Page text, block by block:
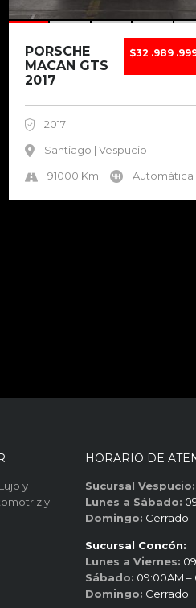
$32 .989
PORSCHE
MACAN GTS
2017
2017
Santiago | Vespucio
91000 Km
Automática
y
y
HORARIO DE
Sucursal Vespucio:
Lunes a Sábado:
Domingo: Cerrado
Sucursal Concón:
Lunes a Viernes:
Sábado: 09:00AM –
Domingo: Cerrado